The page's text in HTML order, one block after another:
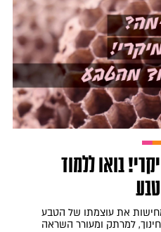
בואו ללמוד
את עוצמתו של הטבע
למרתק ומעורר השראה